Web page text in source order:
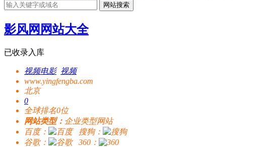
网站搜索
影风网网站大全
已收录入库
视频电影 视频
www.yingfengba.com
北京
0
全球排名0位
网站类型： 企业类型网站
百度：
搜狗：
谷歌：
360：